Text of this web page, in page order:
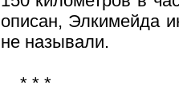
описан, Элкимейда
не называли.
* * *